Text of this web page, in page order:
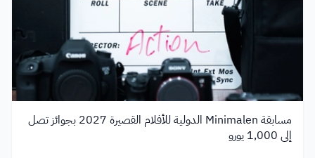
مسابقة Minimalen الدولية للأفلام القصيرة 2027 بجوائز تصل
إلى 1,000 يورو